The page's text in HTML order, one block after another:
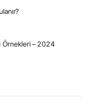
Örnekleri – 2024